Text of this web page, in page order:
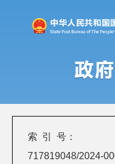
索 引 号：
717819048/2024-